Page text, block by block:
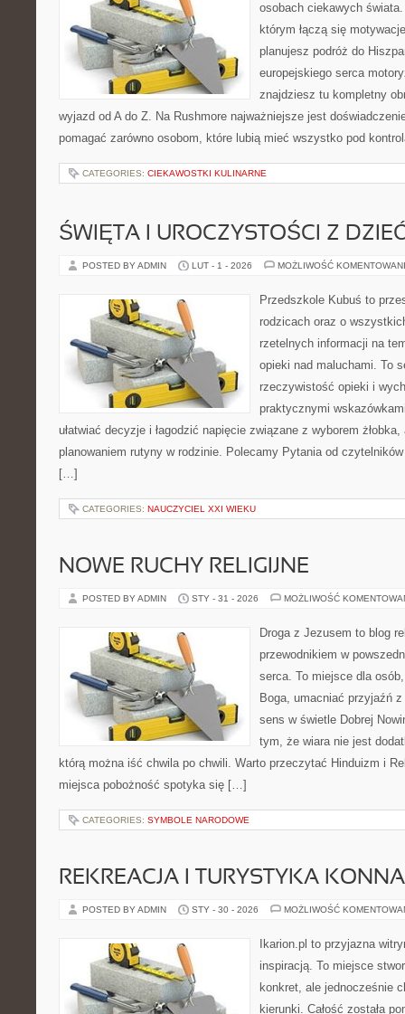
osobach ciekawych
którym łączą się
planujesz podróż do
europejskiego serca
znajdziesz tu kompletny
wyjazd od A do Z. Na Rushmore najważniejsze jest
pomagać zarówno osobom, które lubią mieć wszystko pod
CATEGORIES: CIEKAWOSTKI KULINARNE
ŚWIĘTA I UROCZYSTOŚCI Z
POSTED BY ADMIN LUT - 1 - 2026 MOŻLIWOŚĆ
Przedszkole Kubuś to
rodzicach oraz o
rzetelnych informacji na
opieki nad maluchami. To
rzeczywistość opieki i
praktycznymi
ułatwiać decyzje i łagodzić napięcie związane z wyborem
planowaniem rutyny w rodzinie. Polecamy Pytania od
[…]
CATEGORIES: NAUCZYCIEL XXI WIEKU
NOWE RUCHY RELIGIJNE
POSTED BY ADMIN STY - 31 - 2026 MOŻLIWOŚĆ
Droga z Jezusem to blog
przewodnikiem w
serca. To miejsce dla
Boga, umacniać przyjaźń
sens w świetle Dobrej
tym, że wiara nie jest
którą można iść chwila po chwili. Warto przeczytać Hinduizm i
miejsca pobożność spotyka się […]
CATEGORIES: SYMBOLE NARODOWE
REKREACJA I TURYSTYKA KONNA
POSTED BY ADMIN STY - 30 - 2026 MOŻLIWOŚĆ
Ikarion.pl to przyjazna
inspiracją. To miejsce
konkret, ale jednocześnie
kierunki. Całość została